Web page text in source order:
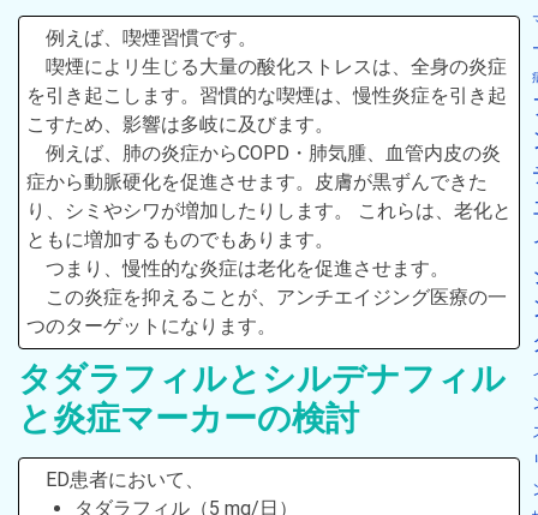
例えば、喫煙習慣です。
喫煙によリ生じる大量の酸化ストレスは、全身の炎症
を引き起こします。習慣的な喫煙は、慢性炎症を引き起
こすため、影響は多岐に及びます。
例えば、肺の炎症からCOPD・肺気腫、血管内皮の炎
症から動脈硬化を促進させます。皮膚が黒ずんできた
り、シミやシワが増加したりします。 これらは、老化と
ともに増加するものでもあります。
つまり、慢性的な炎症は老化を促進させます。
この炎症を抑えることが、アンチエイジング医療の一
つのターゲットになります。
タダラフィルとシルデナフィル
と炎症マーカーの検討
ED患者において、
タダラフィル（5 mg/日）